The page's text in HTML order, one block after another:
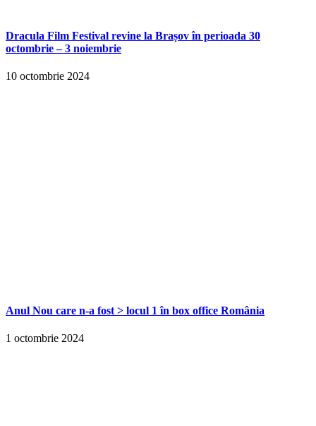
Dracula Film Festival revine la Brașov în perioada 30
octombrie – 3 noiembrie
10 octombrie 2024
Anul Nou care n-a fost > locul 1 în box office România
1 octombrie 2024